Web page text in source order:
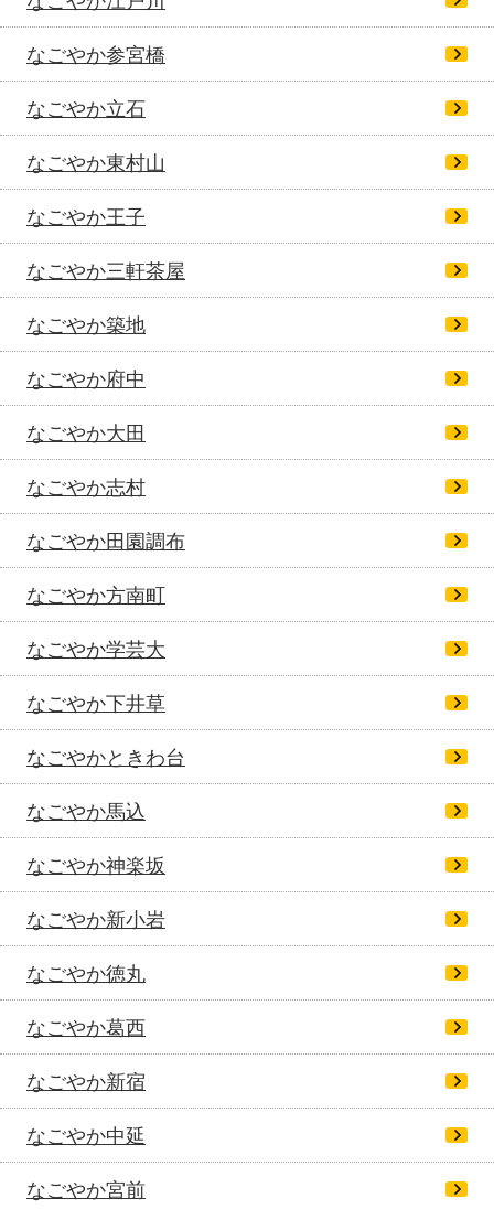
なごやか参宮橋
なごやか立石
なごやか東村山
なごやか王子
なごやか三軒茶屋
なごやか築地
なごやか府中
なごやか大田
なごやか志村
なごやか田園調布
なごやか方南町
なごやか学芸大
なごやか下井草
なごやかときわ台
なごやか馬込
なごやか神楽坂
なごやか新小岩
なごやか徳丸
なごやか葛西
なごやか新宿
なごやか中延
なごやか宮前